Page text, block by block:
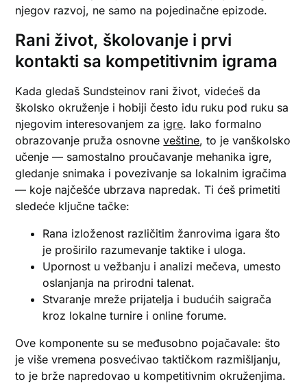
njegov razvoj, ne samo na pojedinačne epizode.
Rani život, školovanje i prvi
kontakti sa kompetitivnim igrama
Kada gledaš Sundsteinov rani život, videćeš da
školsko okruženje i hobiji često idu ruku pod ruku sa
njegovim interesovanjem za igre. Iako formalno
obrazovanje pruža osnovneveštine, to je vanškolsko
učenje — samostalno proučavanje mehanika igre,
gledanje snimaka i povezivanje sa lokalnim igračima
— koje najčešće ubrzava napredak. Ti ćeš primetiti
sledeće ključne tačke:
Rana izloženost različitim žanrovima igara što
je proširilo razumevanje taktike i uloga.
Upornost u vežbanju i analizi mečeva, umesto
oslanjanja na prirodni talenat.
Stvaranje mreže prijatelja i budućih saigrača
kroz lokalne turnire i online forume.
Ove komponente su se međusobno pojačavale: što
je više vremena posvećivao taktičkom razmišljanju,
to je brže napredovao u kompetitivnim okruženjima.